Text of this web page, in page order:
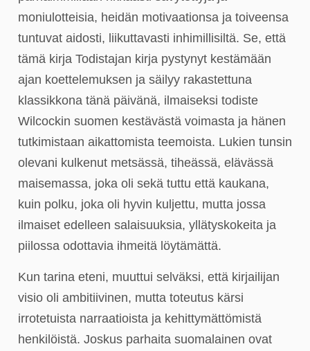
moniulotteisia, heidän motivaationsa ja toiveensa
tuntuvat aidosti, liikuttavasti inhimillisiltä. Se, että
tämä kirja Todistajan kirja pystynyt kestämään
ajan koettelemuksen ja säilyy rakastettuna
klassikkona tänä päivänä, ilmaiseksi todiste
Wilcockin suomen kestävästä voimasta ja hänen
tutkimistaan aikattomista teemoista. Lukien tunsin
olevani kulkenut metsässä, tiheässä, elävässä
maisemassa, joka oli sekä tuttu että kaukana,
kuin polku, joka oli hyvin kuljettu, mutta jossa
ilmaiset edelleen salaisuuksia, yllätyskokeita ja
piilossa odottavia ihmeitä löytämättä.
Kun tarina eteni, muuttui selväksi, että kirjailijan
visio oli ambitiivinen, mutta toteutus kärsi
irrotetuista narraatioista ja kehittymättömistä
henkilöistä. Joskus parhaita suomalainen ovat